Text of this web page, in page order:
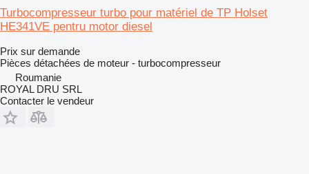
Turbocompresseur turbo pour matériel de TP Holset
HE341VE pentru motor diesel
Prix sur demande
Pièces détachées de moteur - turbocompresseur
Roumanie
ROYAL DRU SRL
Contacter le vendeur